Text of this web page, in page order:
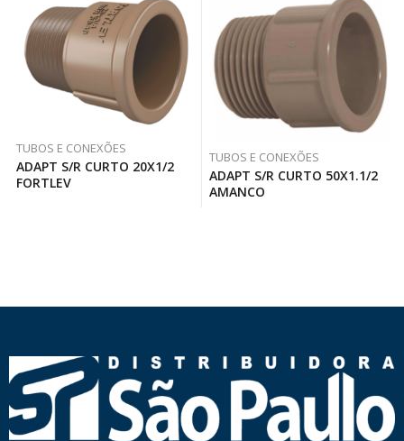
TUBOS E CONEXÕES
ADAPT S/R CURTO 20X1/2
FORTLEV
TUBOS E CONEXÕES
ADAPT S/R CURTO 50X1.1/2
AMANCO